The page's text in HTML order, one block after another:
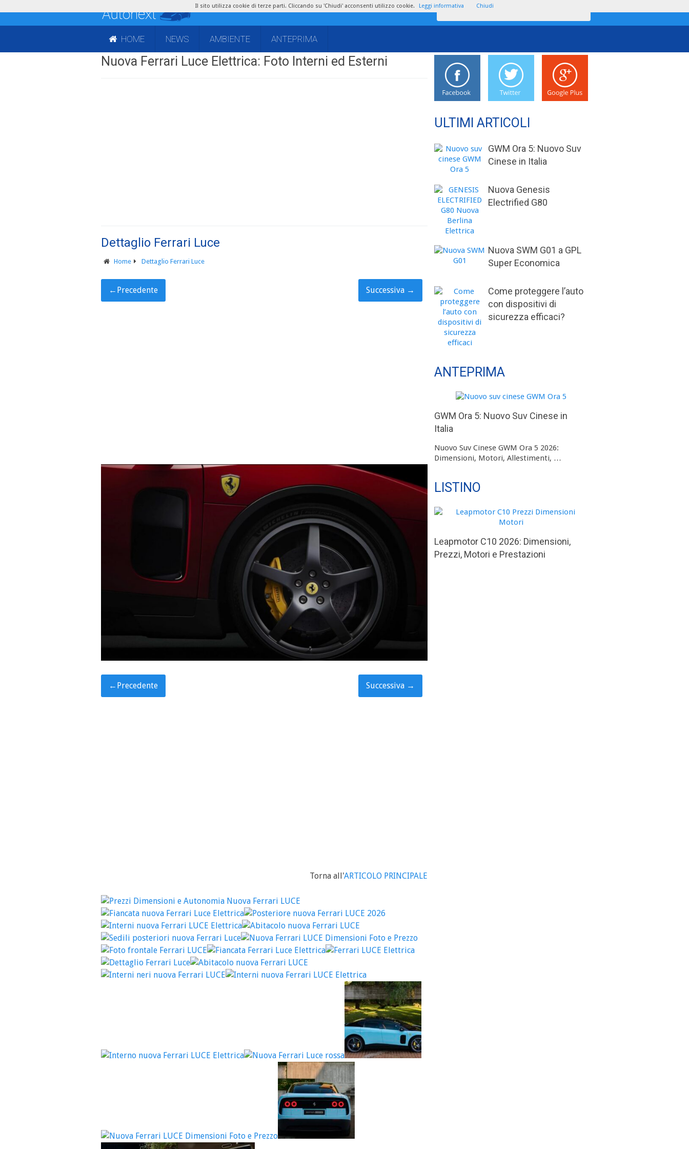
HOME NEWS AMBIENTE ANTEPRIMA
Nuova Ferrari Luce Elettrica: Foto Interni ed Esterni
Dettaglio Ferrari Luce
Home Dettaglio Ferrari Luce
← Precedente Successiva →
← Precedente Successiva →
Torna all'ARTICOLO PRINCIPALE
ULTIMI ARTICOLI
GWM Ora 5: Nuovo Suv
Cinese in Italia
Nuova Genesis
Electrified G80
Nuova SWM G01 a GPL
Super Economica
Come proteggere l’auto
con dispositivi di
sicurezza efficaci?
ANTEPRIMA
GWM Ora 5: Nuovo Suv Cinese in
Italia
Nuovo Suv Cinese GWM Ora 5 2026:
Dimensioni, Motori, Allestimenti, …
LISTINO
Leapmotor C10 2026: Dimensioni,
Prezzi, Motori e Prestazioni
Il sito utilizza cookie di terze parti. Cliccando su 'Chiudi' acconsenti utilizzo cookie. Leggi informativa Chiudi